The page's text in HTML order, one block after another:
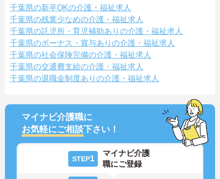
千葉県の新卒OKの介護・福祉求人
千葉県の残業少なめの介護・福祉求人
千葉県の託児所・育児補助ありの介護・福祉求人
千葉県のボーナス・賞与ありの介護・福祉求人
千葉県の社会保険完備の介護・福祉求人
千葉県の交通費支給の介護・福祉求人
千葉県の退職金制度ありの介護・福祉求人
マイナビ介護職に
お気軽にご相談下さい！
STEP1
マイナビ介護
職にご登録